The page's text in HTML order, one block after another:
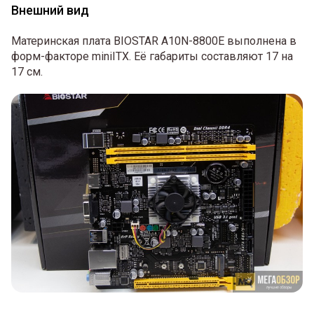
Внешний вид
Материнская плата BIOSTAR A10N-8800E выполнена в
форм-факторе miniITX. Её габариты составляют 17 на
17 см.